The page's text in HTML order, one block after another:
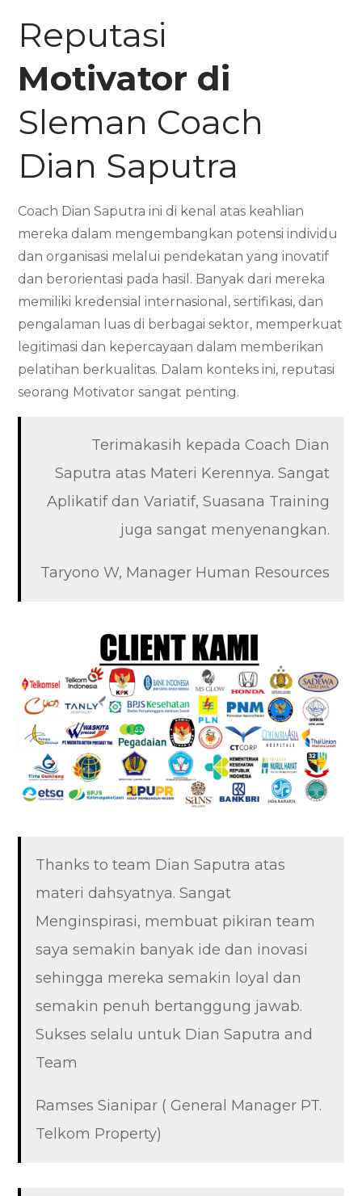
Reputasi
Motivator di
Sleman Coach
Dian Saputra
Coach Dian Saputra ini di kenal atas keahlian
mereka dalam mengembangkan potensi individu
dan organisasi melalui pendekatan yang inovatif
dan berorientasi pada hasil. Banyak dari mereka
memiliki kredensial internasional, sertifikasi, dan
pengalaman luas di berbagai sektor, memperkuat
legitimasi dan kepercayaan dalam memberikan
pelatihan berkualitas. Dalam konteks ini, reputasi
seorang Motivator sangat penting.
Terimakasih kepada Coach Dian
Saputra atas Materi Kerennya. Sangat
Aplikatif dan Variatif, Suasana Training
juga sangat menyenangkan.
Taryono W, Manager Human Resources
Thanks to team Dian Saputra atas
materi dahsyatnya. Sangat
Menginspirasi, membuat pikiran team
saya semakin banyak ide dan inovasi
sehingga mereka semakin loyal dan
semakin penuh bertanggung jawab.
Sukses selalu untuk Dian Saputra and
Team
Ramses Sianipar ( General Manager PT.
Telkom Property)